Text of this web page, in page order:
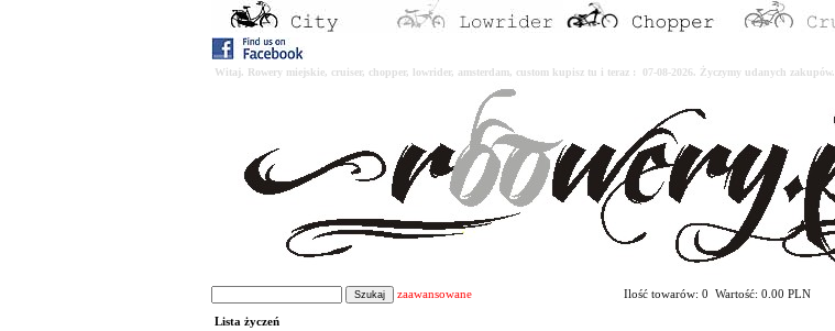
Witaj. Rowery miejskie, cruiser, chopper, lowrider, amsterdam, custom kupisz tu i teraz : 07-08-2026. Życzymy udanych zakupów.
zaawansowane Ilość towarów: 0 Wartość: 0.00 PLN
Lista życzeń